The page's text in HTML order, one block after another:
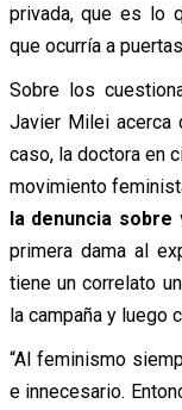
privada, que es lo
que ocurría a
Sobre los
Javier Milei acerca
caso, la doctora en
movimiento
la denuncia
primera dama al
tiene un correlato
la campaña y luego
“Al feminismo
e innecesario.